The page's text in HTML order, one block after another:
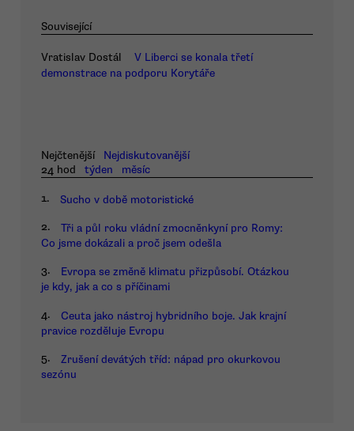
Související
Vratislav Dostál
V Liberci se konala třetí
demonstrace na podporu Korytáře
Nejčtenější
Nejdiskutovanější
24 hod
týden měsíc
1. Sucho v době motoristické
2.
Tři a půl roku vládní zmocněnkyní pro Romy:
Co jsme dokázali a proč jsem odešla
3.
Evropa se změně klimatu přizpůsobí. Otázkou
je kdy, jak a co s příčinami
4.
Ceuta jako nástroj hybridního boje. Jak krajní
pravice rozděluje Evropu
5.
Zrušení devátých tříd: nápad pro okurkovou
sezónu